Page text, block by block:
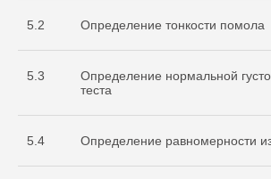
5.2 Определение тонкости помола
5.3
Определение нормальной
теста
5.4 Определение равномерности
Разрешительная
документация